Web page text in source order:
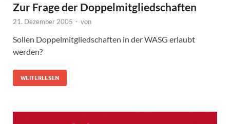
Zur Frage der Doppelmitgliedschaften
21. Dezember 2005 - von
Sollen Doppelmitgliedschaften in der WASG erlaubt
werden?
WEITERLESEN